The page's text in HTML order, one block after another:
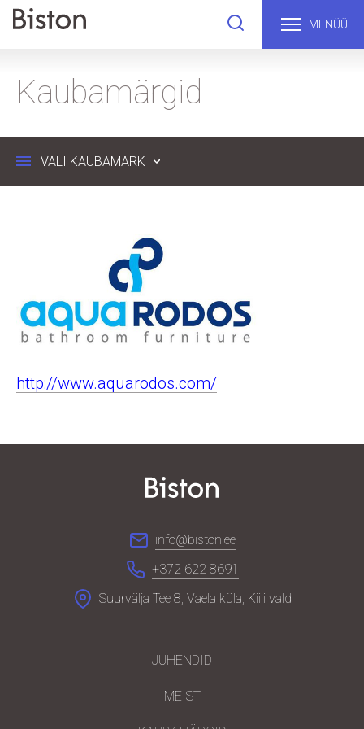
MENÜÜ
Kaubamärgid
VALI KAUBAMÄRK
http://www.aquarodos.com/
info@biston.ee
+372 622 8691
Suurvälja Tee 8, Vaela küla, Kiili vald
JUHENDID
MEIST